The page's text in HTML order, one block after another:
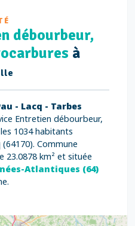
débourbeur,
à
- Lacq - Tarbes
Entretien débourbeur,
1034 habitants
Commune
km² et située
Atlantiques (64)